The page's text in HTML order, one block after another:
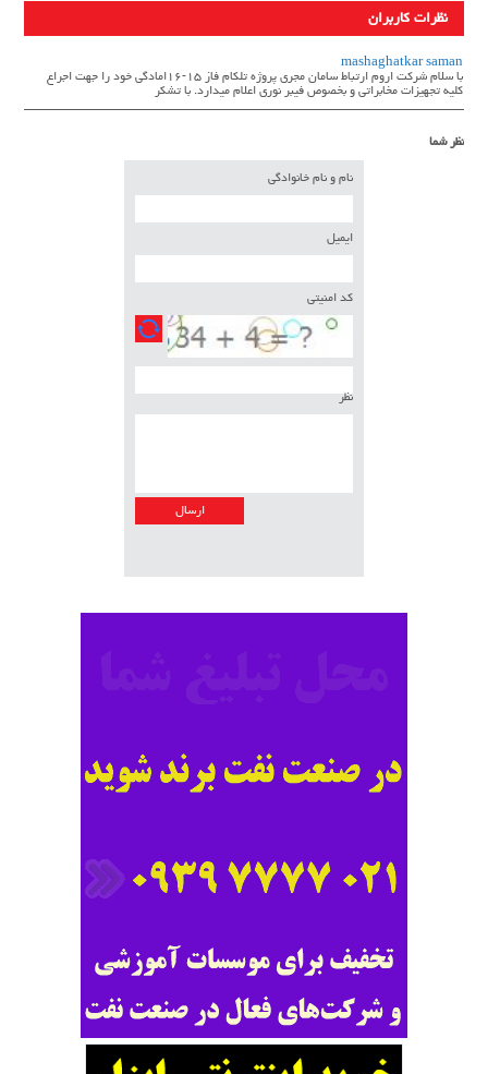
نظرات کاربران
mashaghatkar saman
با سلام شركت اروم ارتباط سامان مجري پروژه تلكام فاز ١٥-١٦امادگي خود را جهت اجراع
كليه تجهيزات مخابراتي و بخصوص فيبر نوري اعلام ميدارد. با تشكر
نظر شما
نام و نام خانوادگی
ایمیل
کد امنیتی
نظر